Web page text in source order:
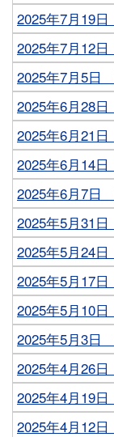
2025年7月19日
2025年7月12日
2025年7月5日
2025年6月28日
2025年6月21日
2025年6月14日
2025年6月7日
2025年5月31日
2025年5月24日
2025年5月17日
2025年5月10日
2025年5月3日
2025年4月26日
2025年4月19日
2025年4月12日